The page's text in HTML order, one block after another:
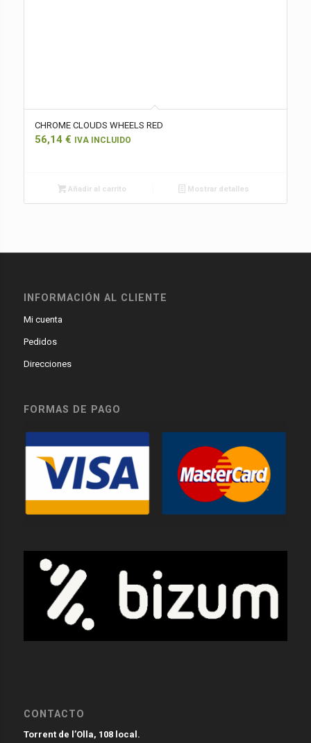
CHROME CLOUDS WHEELS RED
56,14 € IVA INCLUIDO
Añadir al carrito Mostrar detalles
INFORMACIÓN AL CLIENTE
Mi cuenta
Pedidos
Direcciones
FORMAS DE PAGO
CONTACTO
Torrent de l’Olla, 108 local.